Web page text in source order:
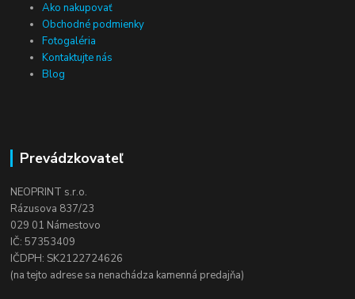
Ako nakupovať
Obchodné podmienky
Fotogaléria
Kontaktujte nás
Blog
Prevádzkovateľ
NEOPRINT s.r.o.
Rázusova 837/23
029 01 Námestovo
IČ: 57353409
IČDPH: SK2122724626
(na tejto adrese sa nenachádza kamenná predajňa)